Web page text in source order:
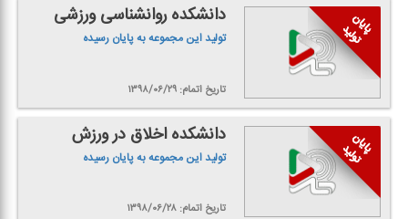
دانشكده روانشناسی ورزشی
تولید این مجموعه به پایان رسیده
تاریخ اتمام: ۱۳۹۸/۰۶/۲۹
دانشكده اخلاق در ورزش
تولید این مجموعه به پایان رسیده
تاریخ اتمام: ۱۳۹۸/۰۶/۲۸